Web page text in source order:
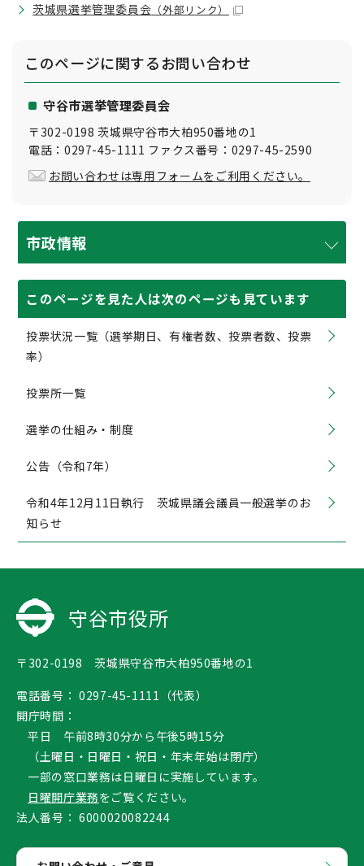
茨城県選挙管理委員会 （外部リンク）
このページに関するお問い合わせ
守谷市選挙管理委員会
〒302-0198 茨城県守谷市大柏950番地の1
電話：0297-45-1111 ファクス番号：0297-45-2590
お問い合わせは専用フォームをご利用ください。
市政情報
このページを見た人は次のページも見ています
投票状況一覧（選挙期日、有権者数、投票者数、投票
率）
投票所一覧
選挙の仕組み・制度
公告（令和7年）
令和4年12月11日執行 茨城県議会議員一般選挙のお
知らせ
守谷市役所
〒302-0198 茨城県守谷市大柏950番地の1
電話番号： 0297-45-1111（代表）
開庁時間：
平日 午前8時30分から午後5時15分
（土曜日・日曜日・祝日・年末年始は閉庁）
一部の窓口業務は日曜日に実施しています。
日曜開庁業務をご覧ください。
法人番号： 6000020082244